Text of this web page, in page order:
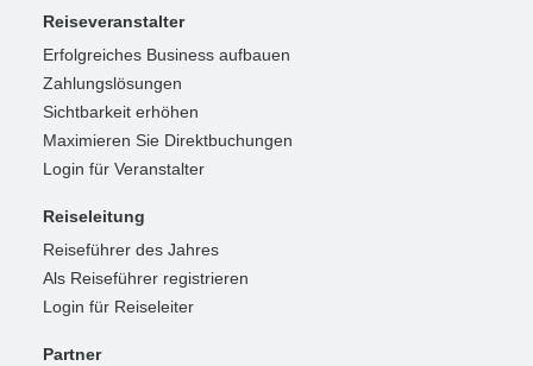
Reiseveranstalter
Erfolgreiches Business aufbauen
Zahlungslösungen
Sichtbarkeit erhöhen
Maximieren Sie Direktbuchungen
Login für Veranstalter
Reiseleitung
Reiseführer des Jahres
Als Reiseführer registrieren
Login für Reiseleiter
Partner